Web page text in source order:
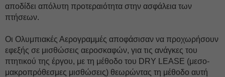
αποδίδει απόλυτη προτεραιότητα στην ασφάλεια των
πτήσεων.
Οι Ολυμπιακές Αερογραμμές αποφάσισαν να προχωρήσουν
εφεξής σε μισθώσεις αεροσκαφών, για τις ανάγκες του
πτητικού της έργου, με τη μέθοδο του DRY LEASE (μεσο-
μακροπρόθεσμες μισθώσεις) θεωρώντας τη μέθοδο αυτή